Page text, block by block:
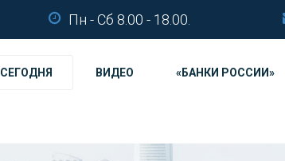
Пн - Сб 8.00 - 18.00.
СЕГОДНЯ ВИДЕО «БАНКИ РОССИИ»